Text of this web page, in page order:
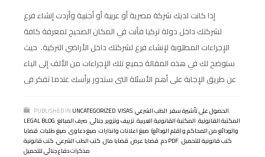
إذا كانت لديك شركة مصرية أو عربية أو أجنبية وأردت إنشاء فرع
لشركتك داخل دولة تركيا فأنت في المكان الصحيح لمعرفة كافة
الإجراءات المطلوبة لإنشاء فرع لشركتك داخل الأراضي التركية. حيث
سنوضح لك في هذه المقالة جميع تلك الإجراءات من الألف إلى الياء
عن طريق الإجابة على أهم الأسئلة التى ستدور برأسك عندما تفكر فى
PUBLISHED IN UNCATEGORIZED,VISAS, الحصول على تأشيرة سفر,الطب الشرعي
,
LEGAL BLOG, المكتبة القانونية,المكتبة القانونية العربية,تزييف وتزوير,جنائى,صرف المبالغ
والودائع من المحاكم و (قلم الودائع),صيغ اعلانات وانذارات,صيغ دعاوى,صيغ طلبات,قضايا
دم,قضايا عرض,قضايا مال,كتب الطب الشرعي, كتب قانونية PDF, كتب قانونية للتحميل,
مذكرات دفاع جنائي للتحميل